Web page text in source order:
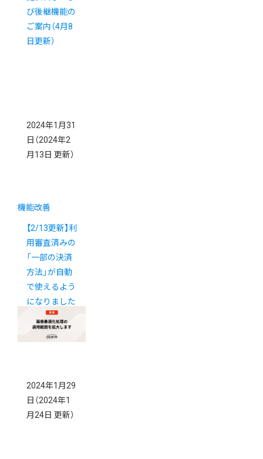
び後継機能の
ご案内（4月8
日更新）
2024年1月31
日 （2024年2
月13日 更新）
機能改善
【2/13更新】利
用審査済みの
「一部の決済
方法」が自動
で使えるよう
になりました
2024年1月29
日 （2024年1
月24日 更新）